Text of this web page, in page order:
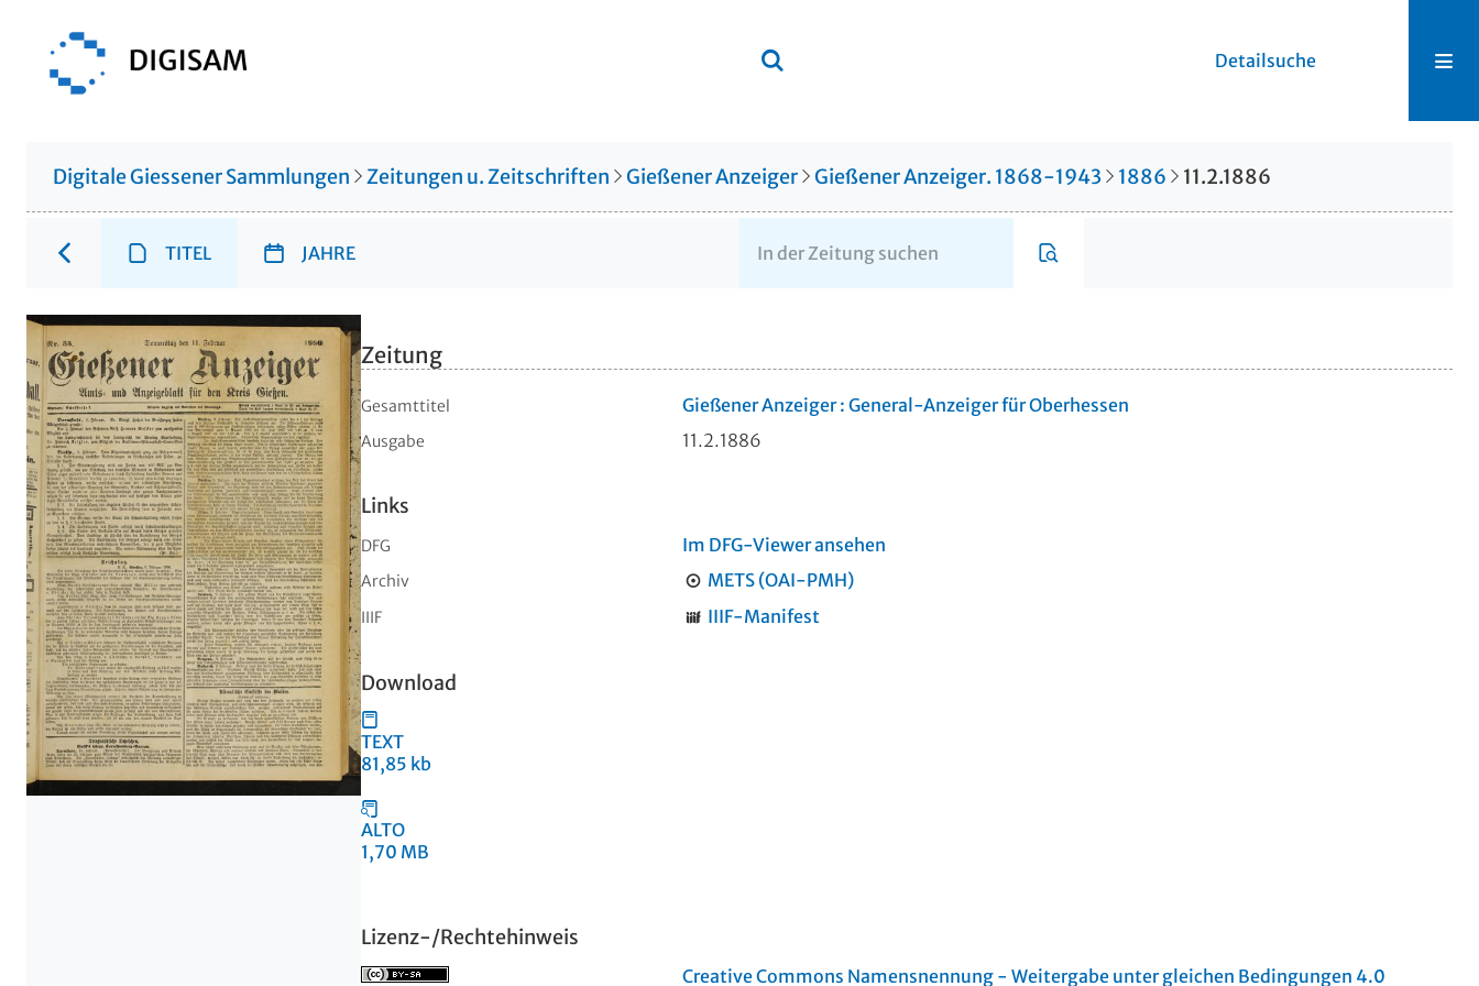
Detailsuche
Digitale Giessener Sammlungen Zeitungen u. Zeitschriften Gießener Anzeiger Gießener Anzeiger. 1868-1943 1886 11.2.1886
TITEL JAHRE
Zeitung
Gesamttitel Gießener Anzeiger : General-Anzeiger für Oberhessen
Ausgabe 11.2.1886
Links
DFG Im DFG-Viewer ansehen
Archiv METS (OAI-PMH)
IIIF IIIF-Manifest
Download
TEXT
81,85 kb
ALTO
1,70 MB
Lizenz-/Rechtehinweis
Creative Commons Namensnennung - Weitergabe unter gleichen Bedingungen 4.0